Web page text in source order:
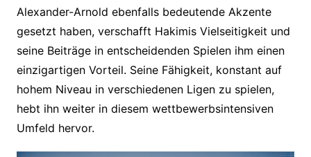
Alexander-Arnold ebenfalls bedeutende Akzente
gesetzt haben, verschafft Hakimis Vielseitigkeit und
seine Beiträge in entscheidenden Spielen ihm einen
einzigartigen Vorteil. Seine Fähigkeit, konstant auf
hohem Niveau in verschiedenen Ligen zu spielen,
hebt ihn weiter in diesem wettbewerbsintensiven
Umfeld hervor.